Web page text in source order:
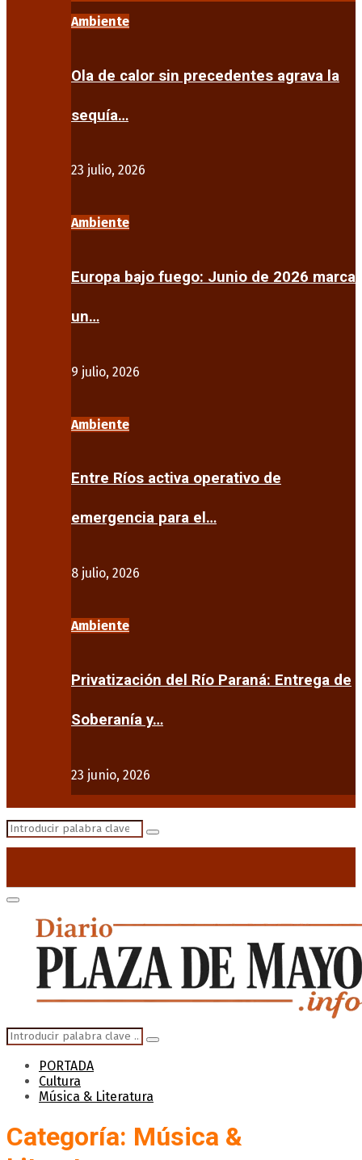
Ambiente
Ola de calor sin precedentes agrava la
sequía…
23 julio, 2026
Ambiente
Europa bajo fuego: Junio de 2026 marca
un…
9 julio, 2026
Ambiente
Entre Ríos activa operativo de
emergencia para el…
8 julio, 2026
Ambiente
Privatización del Río Paraná: Entrega de
Soberanía y…
23 junio, 2026
Search
Search
Primary
Menu
Search
for:
Search
PORTADA
Cultura
Música & Literatura
Categoría: Música &